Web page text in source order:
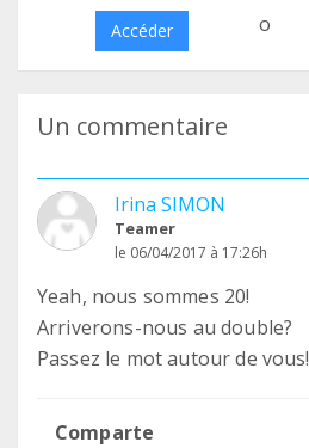
Accéder o
Un commentaire
Irina SIMON
Teamer
le 06/04/2017 à 17:26h
Yeah, nous sommes 20!
Arriverons-nous au double?
Passez le mot autour de vous!
Comparte